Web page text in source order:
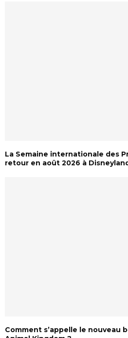
La Semaine internationale des
retour en août 2026 à
Comment s’appelle le nouveau